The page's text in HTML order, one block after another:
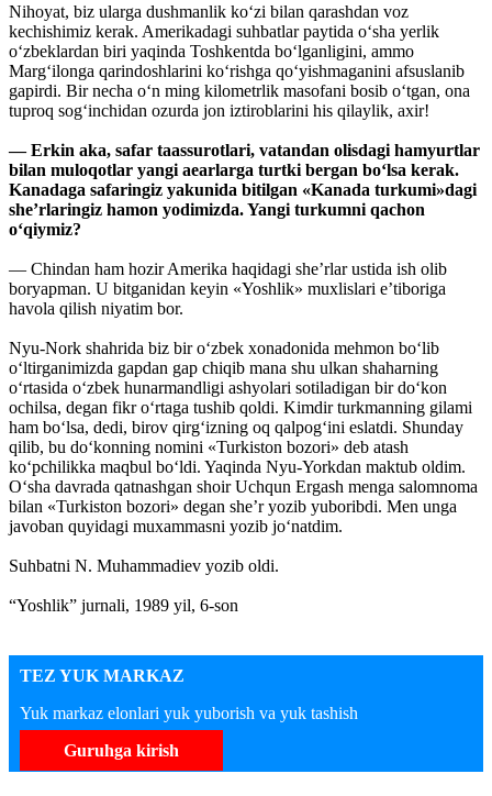
Nihoyat, biz ularga dushmanlik ko‘zi bilan qarashdan voz
kechishimiz kerak. Amerikadagi suhbatlar paytida o‘sha yerlik
o‘zbeklardan biri yaqinda Toshkentda bo‘lganligini, ammo
Marg‘ilonga qarindoshlarini ko‘rishga qo‘yishmaganini afsuslanib
gapirdi. Bir necha o‘n ming kilometrlik masofani bosib o‘tgan, ona
tuproq sog‘inchidan ozurda jon iztiroblarini his qilaylik, axir!
— Erkin aka, safar taassurotlari, vatandan olisdagi hamyurtlar
bilan muloqotlar yangi aearlarga turtki bergan bo‘lsa kerak.
Kanadaga safaringiz yakunida bitilgan «Kanada turkumi»dagi
she’rlaringiz hamon yodimizda. Yangi turkumni qachon
o‘qiymiz?
— Chindan ham hozir Amerika haqidagi she’rlar ustida ish olib
boryapman. U bitganidan keyin «Yoshlik» muxlislari e’tiboriga
havola qilish niyatim bor.
Nyu-Nork shahrida biz bir o‘zbek xonadonida mehmon bo‘lib
o‘ltirganimizda gapdan gap chiqib mana shu ulkan shaharning
o‘rtasida o‘zbek hunarmandligi ashyolari sotiladigan bir do‘kon
ochilsa, degan fikr o‘rtaga tushib qoldi. Kimdir turkmanning gilami
ham bo‘lsa, dedi, birov qirg‘izning oq qalpog‘ini eslatdi. Shunday
qilib, bu do‘konning nomini «Turkiston bozori» deb atash
ko‘pchilikka maqbul bo‘ldi. Yaqinda Nyu-Yorkdan maktub oldim.
O‘sha davrada qatnashgan shoir Uchqun Ergash menga salomnoma
bilan «Turkiston bozori» degan she’r yozib yuboribdi. Men unga
javoban quyidagi muxammasni yozib jo‘natdim.
Suhbatni N. Muhammadiev yozib oldi.
“Yoshlik” jurnali, 1989 yil, 6-son
TEZ YUK MARKAZ
Yuk markaz elonlari yuk yuborish va yuk tashish
Guruhga kirish